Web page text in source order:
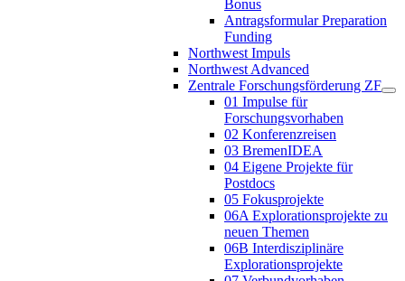
Bonus
Antragsformular Preparation
Funding
Northwest Impuls
Northwest Advanced
Zentrale Forschungsförderung ZF
01 Impulse für
Forschungsvorhaben
02 Konferenzreisen
03 BremenIDEA
04 Eigene Projekte für
Postdocs
05 Fokusprojekte
06A Explorationsprojekte zu
neuen Themen
06B Interdisziplinäre
Explorationsprojekte